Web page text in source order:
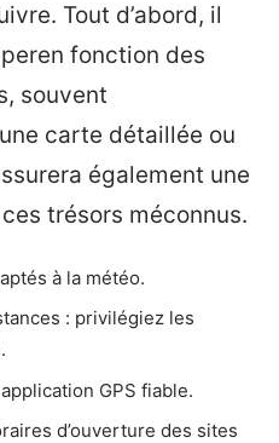
Tout d’abord, il
fonction des
souvent
carte détaillée ou
également une
trésors méconnus.
à la météo.
: privilégiez les
GPS fiable.
d’ouverture des sites